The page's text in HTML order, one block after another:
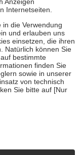
eigene Gesundheit zu
zu unterstützen,
18. Lebensjahr
die von der
echte Bewertungen